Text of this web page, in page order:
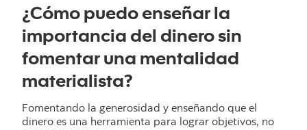
¿Cómo puedo enseñar la
importancia del dinero sin
fomentar una mentalidad
materialista?
Fomentando la generosidad y enseñando que el
dinero es una herramienta para lograr objetivos, no